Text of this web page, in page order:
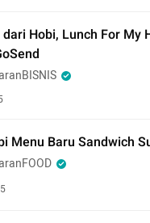
Hobi, Lunch For My
Menu Baru Sandwich